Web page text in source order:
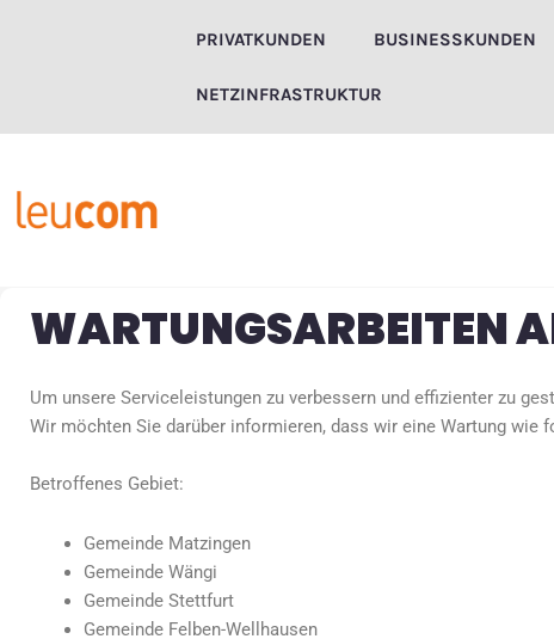
PRIVATKUNDEN BUSINESSKUNDEN
NETZINFRASTRUKTUR
WARTUNGSARBEITEN
Um unsere Serviceleistungen zu verbessern und effizienter zu
Wir möchten Sie darüber informieren, dass wir eine Wartung wie
Betroffenes Gebiet:
Gemeinde Matzingen
Gemeinde Wängi
Gemeinde Stettfurt
Gemeinde Felben-Wellhausen